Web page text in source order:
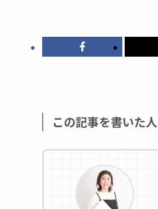
この記事を書いた人